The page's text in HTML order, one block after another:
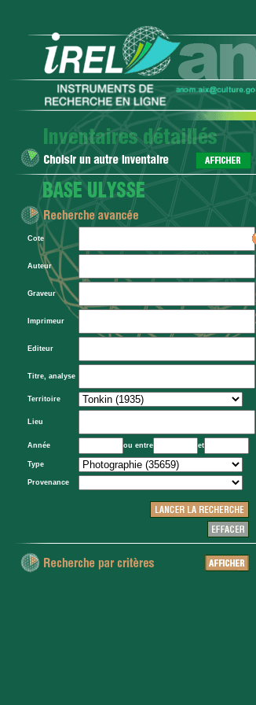
Cote
Auteur
Graveur
Imprimeur
Editeur
Titre, analyse
Territoire
Lieu
Année ou entre et
Type
Provenance